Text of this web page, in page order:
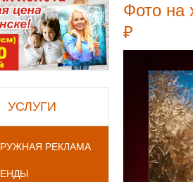
УСЛУГИ
РЕКЛАМА
Фото на
₽